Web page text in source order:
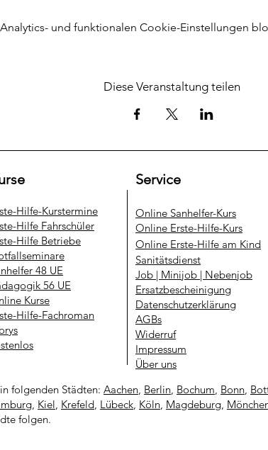
und funktionalen Cookie-Einstellungen
Diese Veranstaltung teilen
Hilfe-Kurstermine
Hilfe Fahrschüler
Hilfe Betriebe
48 UE
56 UE
Kurse
Hilfe-Fachroman
Service
​Online Sanhelfer-Kurs​
Online Erste-Hilfe-Kurs
Online Erste-Hilfe am Kind
Sanitätsdienst
Job | Minijob | Nebenjob
Ersatzbescheinigung
Datenschutzerklärung
AGBs
Widerruf
Impressum
Über uns
folgenden Städten: Aachen Berlin Bochum Bonn
Kiel Krefeld Lübeck Köln Magdeburg
folgen.